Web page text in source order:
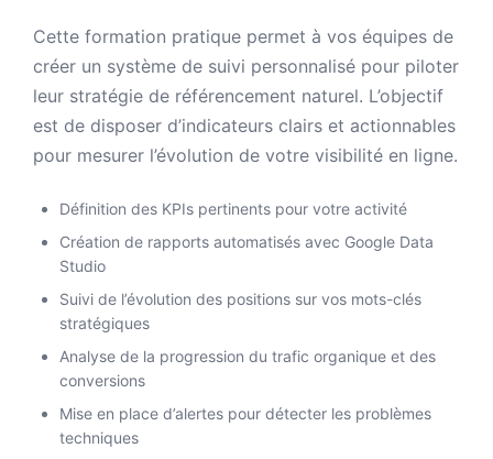
Cette formation pratique permet à vos équipes de
créer un système de suivi personnalisé pour piloter
leur stratégie de référencement naturel. L’objectif
est de disposer d’indicateurs clairs et actionnables
pour mesurer l’évolution de votre visibilité en ligne.
Définition des KPIs pertinents pour votre activité
Création de rapports automatisés avec Google Data
Studio
Suivi de l’évolution des positions sur vos mots-clés
stratégiques
Analyse de la progression du trafic organique et des
conversions
Mise en place d’alertes pour détecter les problèmes
techniques